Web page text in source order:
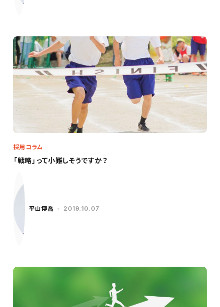
「戦略」って小難しそうですか？
採用コラム
平山博喬 2019.10.07